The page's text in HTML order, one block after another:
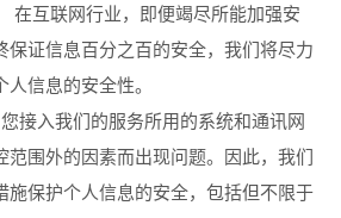
在互联网行业，即便竭尽所能加强安
保证信息百分之百的安全，我们将尽力
信息的安全性。
接入我们的服务所用的系统和通讯网
围外的因素而出现问题。因此，我们
施保护个人信息的安全，包括但不限于